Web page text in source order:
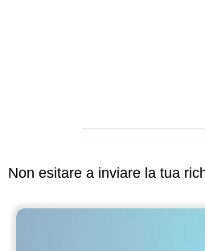
Non esitare a inviare la tua